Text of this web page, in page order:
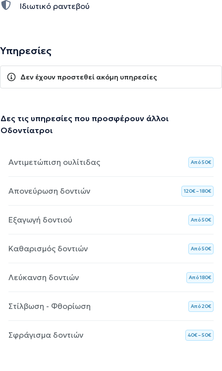
Ιδιωτικό ραντεβού
Υπηρεσίες
Δεν έχουν προστεθεί ακόμη υπηρεσίες
Δες τις υπηρεσίες που προσφέρουν άλλοι
Οδοντίατροι
Αντιμετώπιση ουλίτιδας Aπό 50€
Απονεύρωση δοντιών 120€ – 180€
Εξαγωγή δοντιού Aπό 50€
Καθαρισμός δοντιών Aπό 50€
Λεύκανση δοντιών Aπό 180€
Στίλβωση - Φθορίωση Aπό 20€
Σφράγισμα δοντιών 40€ – 50€